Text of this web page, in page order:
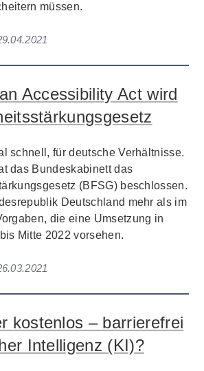
müssen.
Accessibility Act wird
schnell, für deutsche Verhältnisse.
das Bundeskabinett das
(BFSG) beschlossen.
Deutschland mehr als im
die eine Umsetzung in
Mitte 2022 vorsehen.
kostenlos – barrierefrei
Intelligenz (KI)?